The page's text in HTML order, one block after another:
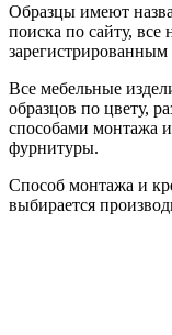
Образцы имеют
поиска по сайту, все
Все мебельные
образцов по цвету,
способами монтажа
фурнитуры.
Способ монтажа и
выбирается